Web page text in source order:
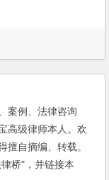
案例、法律咨询
高级律师本人。欢
擅自摘编、转载。
桥"，并链接本